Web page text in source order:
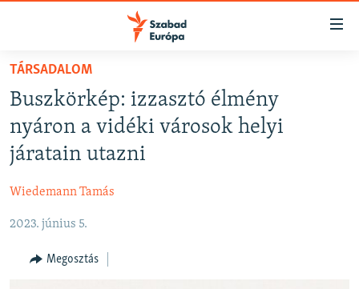
Akadálymentes
Ugrás
fő
oldalra
Ugrás
tartalomjegyzékre
NAPIRENDEN
AKTUÁLIS
PODCASTOK
ELEMZŐ
NER15
SZABADON
TÁRSADALOM
Buszkörkép: izzasztó élmény
nyáron a vidéki városok helyi
járatain utazni
Wiedemann Tamás
2023. június 5.
Megosztás
FELIRATKOZÁS